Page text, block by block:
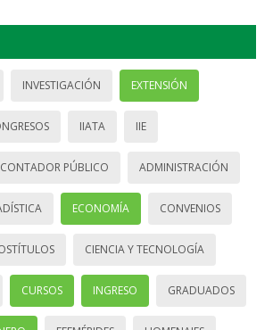
INVESTIGACIÓN EXTENSIÓN
IIATA IIE
CONTADOR PÚBLICO ADMINISTRACIÓN
ECONOMÍA CONVENIOS
CIENCIA Y TECNOLOGÍA
CURSOS INGRESO GRADUADOS